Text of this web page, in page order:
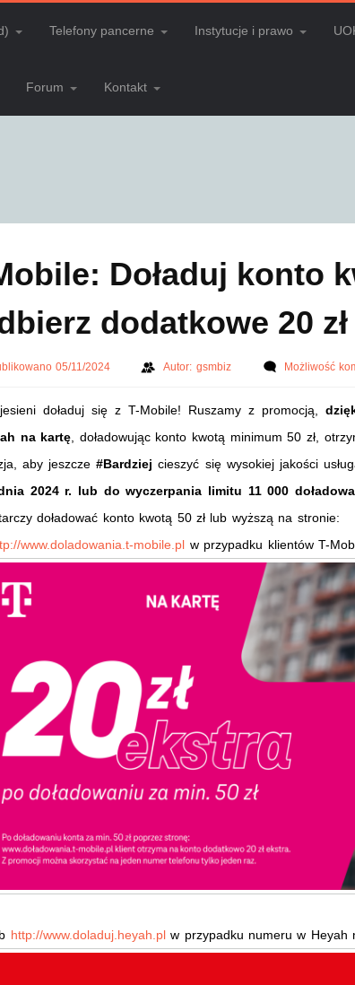
Telefony pancerne Instytucje i prawo
Forum Kontakt
Doładuj konto
dodatkowe 20
05/11/2024 Autor: gsmbiz Możliwość
doładuj się z T-Mobile! Ruszamy z promocją,
na kartę , doładowując konto kwotą minimum 50 zł,
aby jeszcze#Bardziej cieszyć się wysokiej jakości
2024 r. lub do wyczerpania limitu 11 000
doładować konto kwotą 50 zł lub wyższą na stronie:
www.doladowania.t-mobile.pl w przypadku klientów T-
http://www.doladuj.heyah.plw przypadku numeru w Heyah